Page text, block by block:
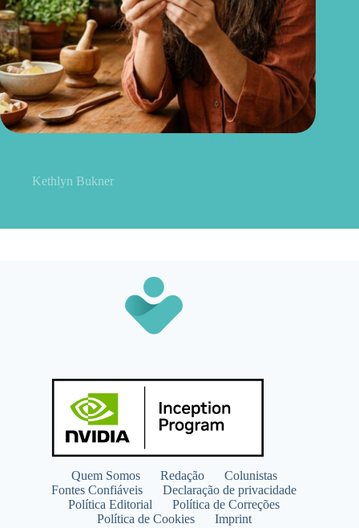
Kethlyn Bukner
Quem Somos Redação
Colunistas
Fontes Confiáveis
Declaração de privacidade
Política Editorial
Política de Correções
Política de Cookies
Imprint